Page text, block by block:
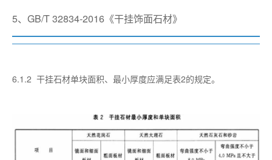
5、GB/T 32834-2016《干挂饰面石材》
6.1.2 干挂石材单块面积、最小厚度应满足表2的规定。